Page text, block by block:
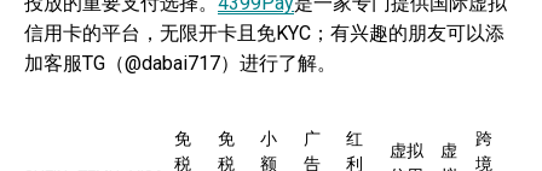
信用卡的平台，无限开卡且免KYC；有兴趣的朋友可以添
加客服TG（@dabai717）进行了解。
免
税
免
税
小
额
广
告
红
利
虚拟
虚
跨
境